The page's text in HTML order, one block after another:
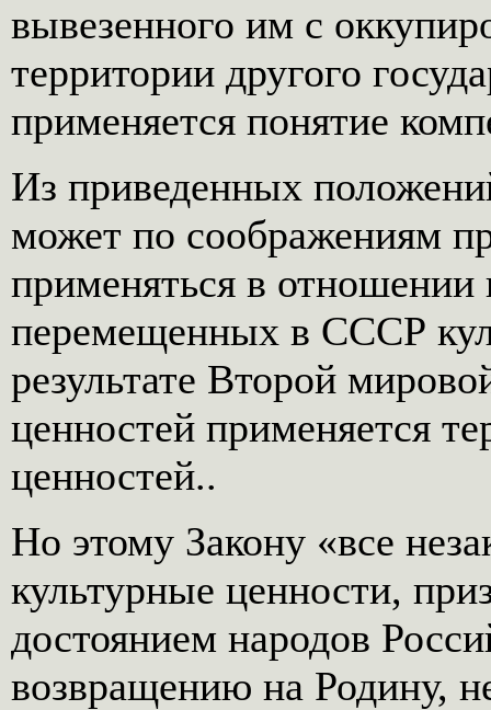
вывезенного им с
территории другого
применяется понятие
Из приведенных
может по соображениям
применяться в отношении
перемещенных в СССР
результате Второй
ценностей применяется
ценностей..
Но этому Закону «все
культурные ценности,
достоянием народов
возвращению на Родину,